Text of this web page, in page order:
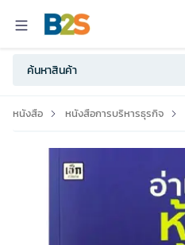
หนังสือ หนังสือการบริหารธุรกิจ